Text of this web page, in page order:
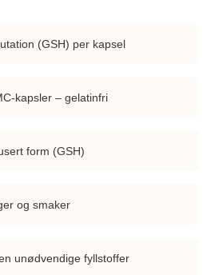
(GSH) per kapsel
kapsler – gelatinfri
form (GSH)
og smaker
unødvendige fyllstoffer